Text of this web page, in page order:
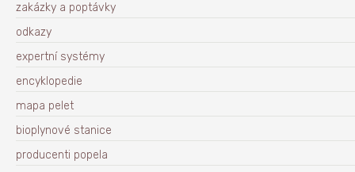
zakázky a poptávky
odkazy
expertní systémy
encyklopedie
mapa pelet
bioplynové stanice
producenti popela